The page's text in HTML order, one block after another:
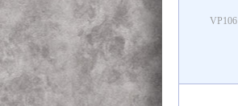
VP106